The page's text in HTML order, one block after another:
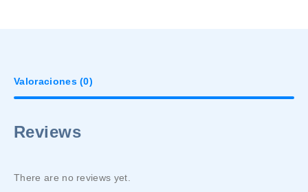
Valoraciones (0)
Reviews
There are no reviews yet.